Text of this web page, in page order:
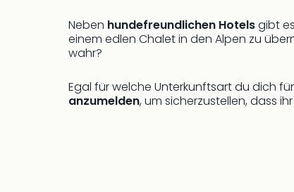
Neben hundefreundlichen Hotelsgibt
einem edlen Chalet in den Alpen zu
wahr?
Egal für welche Unterkunftsart du dich
anzumelden, um sicherzustellen, dass